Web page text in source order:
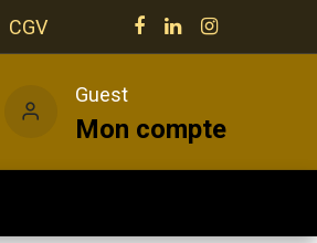
CGV
Guest
Mon compte